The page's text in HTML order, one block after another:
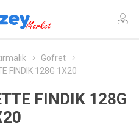
Gofret
FINDIK 128G 1X20
FINDIK 128G